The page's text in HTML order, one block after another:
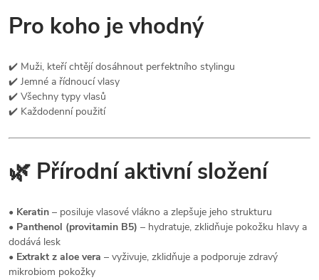
Pro koho je vhodný
✔️ Muži, kteří chtějí dosáhnout perfektního stylingu
✔️ Jemné a řídnoucí vlasy
✔️ Všechny typy vlasů
✔️ Každodenní použití
🌿 Přírodní aktivní složení
• Keratin – posiluje vlasové vlákno a zlepšuje jeho strukturu
• Panthenol (provitamin B5) – hydratuje, zklidňuje pokožku hlavy a
dodává lesk
• Extrakt z aloe vera – vyživuje, zklidňuje a podporuje zdravý
mikrobiom pokožky